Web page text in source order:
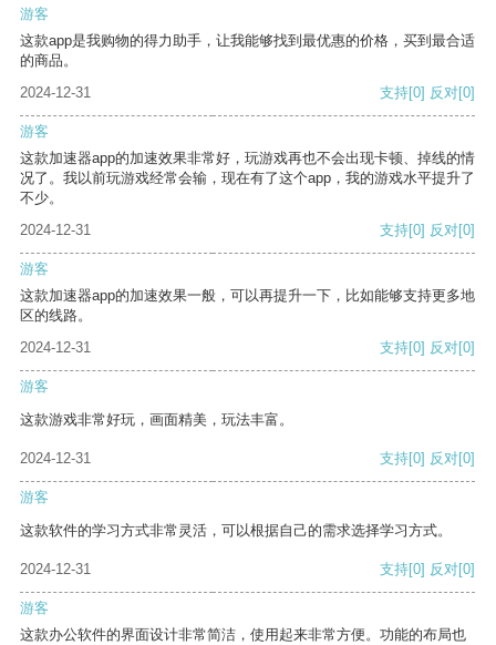
游客
这款app是我购物的得力助手，让我能够找到最优惠的价格，买到最合适
的商品。
2024-12-31
支持[0] 反对[0]
游客
这款加速器app的加速效果非常好，玩游戏再也不会出现卡顿、掉线的情
况了。我以前玩游戏经常会输，现在有了这个app，我的游戏水平提升了
不少。
2024-12-31
支持[0] 反对[0]
游客
这款加速器app的加速效果一般，可以再提升一下，比如能够支持更多地
区的线路。
2024-12-31
支持[0] 反对[0]
游客
这款游戏非常好玩，画面精美，玩法丰富。
2024-12-31 支持[0] 反对[0]
游客
这款软件的学习方式非常灵活，可以根据自己的需求选择学习方式。
2024-12-31 支持[0] 反对[0]
游客
这款办公软件的界面设计非常简洁，使用起来非常方便。功能的布局也